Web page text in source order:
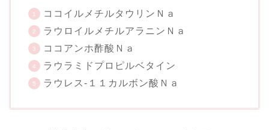
ココイルメチルタウリンＮａ
ラウロイルメチルアラニンＮａ
ココアンホ酢酸Ｎａ
ラウラミドプロピルベタイン
ラウレス-１１カルボン酸Ｎａ